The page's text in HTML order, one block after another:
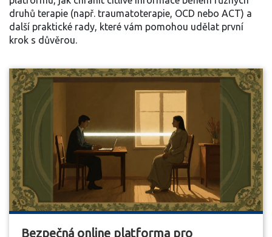
druhů terapie (např. traumatoterapie, OCD nebo ACT) a
další praktické rady, které vám pomohou udělat první
krok s důvěrou.
Bezpečná online platforma pro